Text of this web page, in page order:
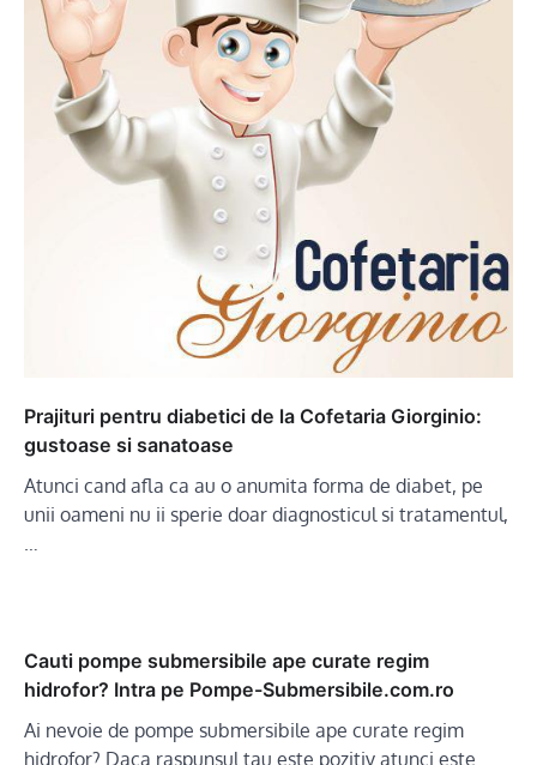
Prajituri pentru diabetici de la Cofetaria Giorginio:
gustoase si sanatoase
Atunci cand afla ca au o anumita forma de diabet, pe
unii oameni nu ii sperie doar diagnosticul si tratamentul,
…
Cauti pompe submersibile ape curate regim
hidrofor? Intra pe Pompe-Submersibile.com.ro
Ai nevoie de pompe submersibile ape curate regim
hidrofor? Daca raspunsul tau este pozitiv atunci este